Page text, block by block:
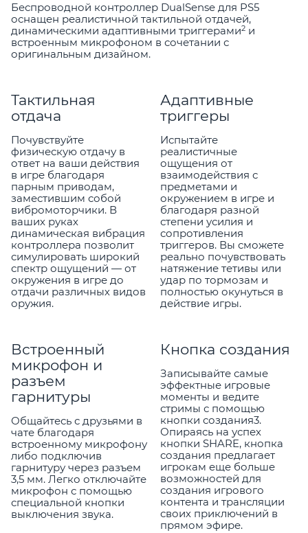
Беспроводной контроллер DualSense для PS5
оснащен реалистичной тактильной отдачей,
динамическими адаптивными триггерами2 и
встроенным микрофоном в сочетании с
оригинальным дизайном.
Тактильная
отдача
Почувствуйте
физическую отдачу в
ответ на ваши действия
в игре благодаря
парным приводам,
заместившим собой
вибромоторчики. В
ваших руках
динамическая вибрация
контроллера позволит
симулировать широкий
спектр ощущений — от
окружения в игре до
отдачи различных видов
оружия.
Адаптивные
триггеры
Испытайте
реалистичные
ощущения от
взаимодействия с
предметами и
окружением в игре и
благодаря разной
степени усилия и
сопротивления
триггеров. Вы сможете
реально почувствовать
натяжение тетивы или
удар по тормозам и
полностью окунуться в
действие игры.
Встроенный
микрофон и
разъем
гарнитуры
Общайтесь с друзьями в
чате благодаря
встроенному микрофону
либо подключив
гарнитуру через разъем
3,5 мм. Легко отключайте
микрофон с помощью
специальной кнопки
выключения звука.
Кнопка создания
Записывайте самые
эффектные игровые
моменты и ведите
стримы с помощью
кнопки создания3.
Опираясь на успех
кнопки SHARE, кнопка
создания предлагает
игрокам еще больше
возможностей для
создания игрового
контента и трансляции
своих приключений в
прямом эфире.